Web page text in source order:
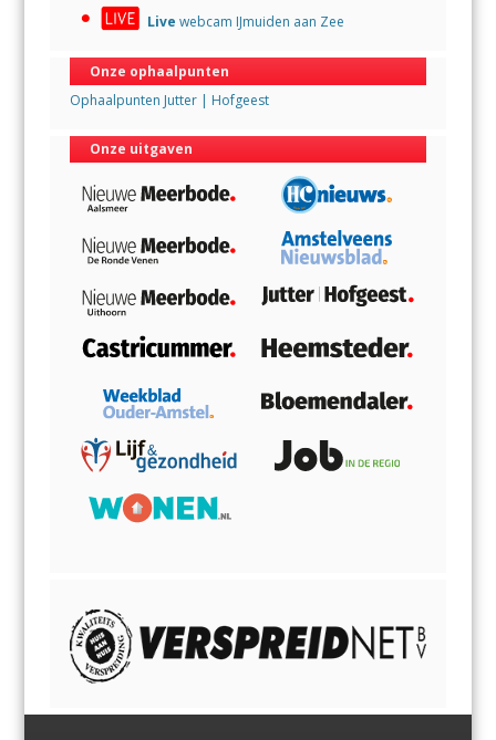
Live webcam IJmuiden aan Zee
Onze ophaalpunten
Ophaalpunten Jutter | Hofgeest
Onze uitgaven